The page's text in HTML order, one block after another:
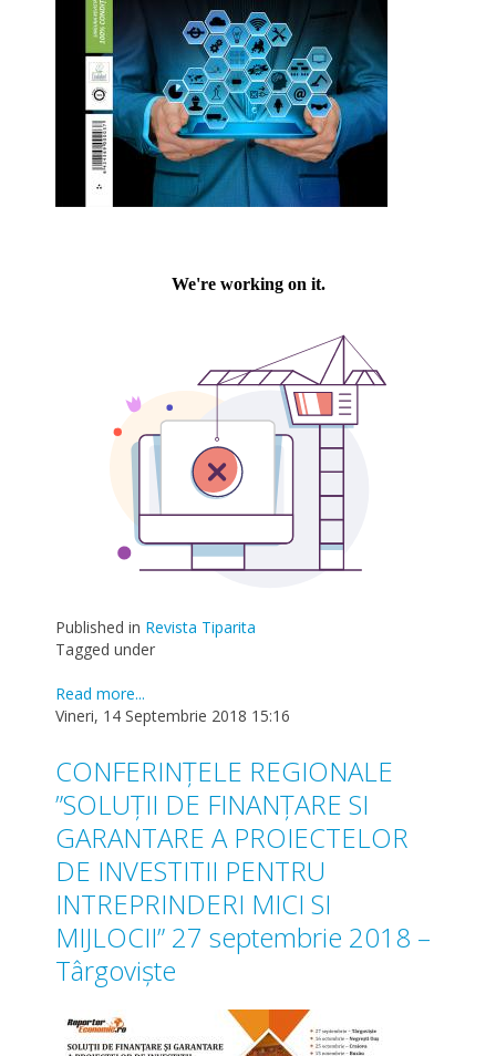
Published in Revista Tiparita
Tagged under
Read more...
Vineri, 14 Septembrie 2018 15:16
CONFERINȚELE REGIONALE
”SOLUȚII DE FINANȚARE SI
GARANTARE A PROIECTELOR
DE INVESTITII PENTRU
INTREPRINDERI MICI SI
MIJLOCII” 27 septembrie 2018 –
Târgoviște